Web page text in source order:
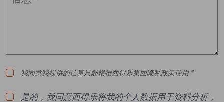
我同意我提供的信息只能根据西得乐集团隐私政策使用 *
是的，我同意西得乐将我的个人数据用于资料分析，